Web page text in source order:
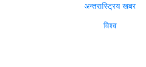
अन्तरास्ट्रिय खबर
विश्व